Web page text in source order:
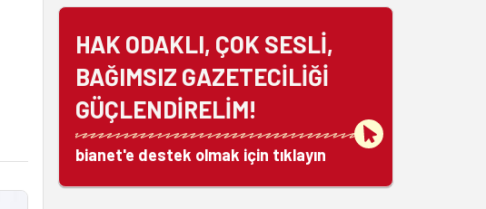
HAK ODAKLI, ÇOK SESLİ,
BAĞIMSIZ GAZETECİLİĞİ
GÜÇLENDİRELİM!
bianet'e destek olmak için tıklayın